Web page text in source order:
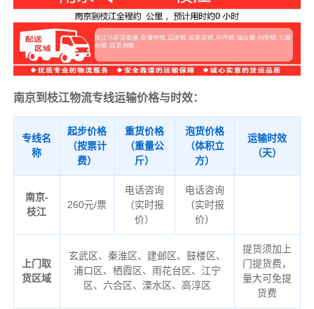
南京到枝江物流专线运输价格与时效：
专线名
称
起步价格
（按票计
费）
重货价格
（重量公
斤）
泡货价格
（体积立
方）
运输时效
（天）
南京-
枝江
260元/票
电话咨询
（实时报
价）
电话咨询
（实时报
价）
上门取
货区域
玄武区、秦淮区、建邺区、鼓楼区、
浦口区、栖霞区、雨花台区、江宁
区、六合区、溧水区、高淳区
提货须加上
门提货费，
量大可免提
货费